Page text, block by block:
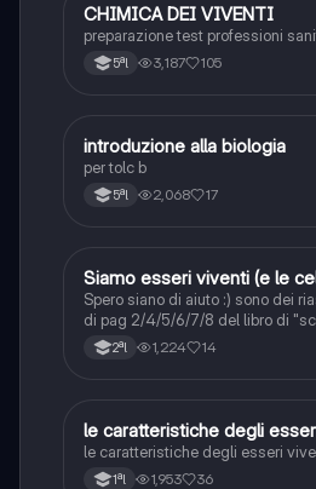
Scienze
CHIMICA DEI VIVENTI
preparazione test professioni
5ªl 3,187 105
Scienze
introduzione alla biologia
per tolc b
5ªl 2,068 17
Scienze
Siamo esseri viventi (e le
Spero siano di aiuto :) sono dei
di pag 2/4/5/6/7/8 del libro di
biologia"della Zanichelli.
2ªl 1,224 14
Scienze
le caratteristiche degli
le caratteristiche degli esseri
1ªl 1,953 36